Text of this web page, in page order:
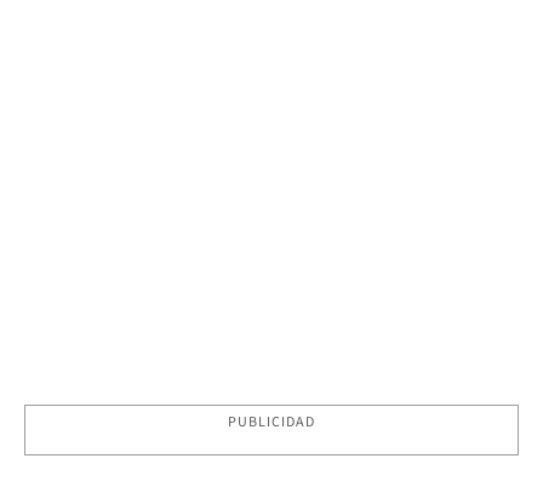
PUBLICIDAD